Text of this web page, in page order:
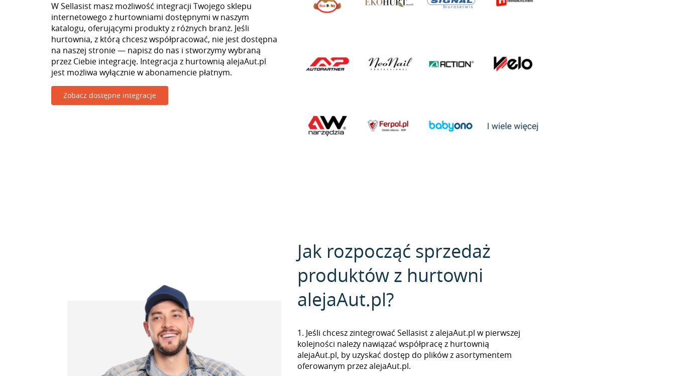
W Sellasist masz możliwość integracji Twojego sklepu
internetowego z hurtowniami dostępnymi w naszym
katalogu, oferującymi produkty z różnych branż. Jeśli
hurtownia, z którą chcesz współpracować, nie jest dostępna
na naszej stronie — napisz do nas i stworzymy wybraną
przez Ciebie integrację. Integracja z hurtownią alejaAut.pl
jest możliwa wyłącznie w abonamencie płatnym.
Zobacz dostępne integracje
Jak rozpocząć sprzedaż
produktów z hurtowni
alejaAut.pl?
1. Jeśli chcesz zintegrować Sellasist z alejaAut.pl w pierwszej
kolejności należy nawiązać współpracę z hurtownią
alejaAut.pl, by uzyskać dostęp do plików z asortymentem
oferowanym przez alejaAut.pl.